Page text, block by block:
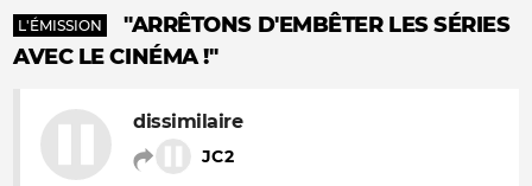
L'ÉMISSION
"ARRÊTONS D'EMBÊTER LES SÉRIES
AVEC LE CINÉMA !"
dissimilaire
JC2